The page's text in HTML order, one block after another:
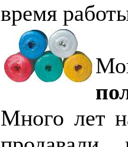
время
Много лет